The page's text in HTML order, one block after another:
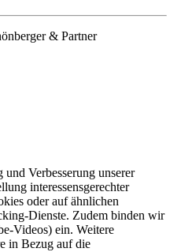
& Partner
Verbesserung unserer
interessensgerechter
oder auf ähnlichen
Dienste. Zudem binden wir
Videos) ein. Weitere
in Bezug auf die